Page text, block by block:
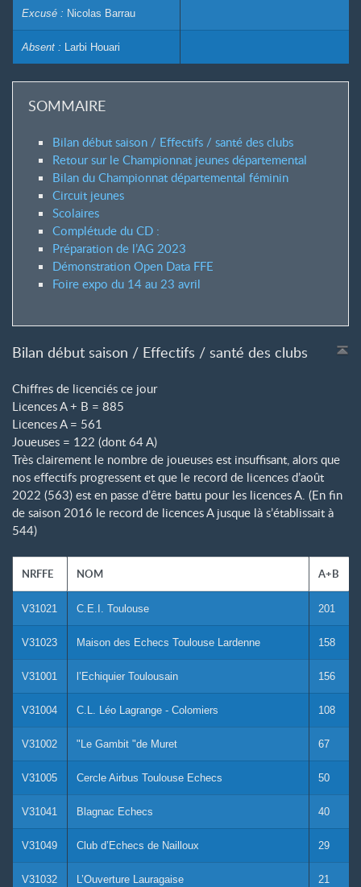
Excusé : Nicolas Barrau
Absent : Larbi Houari
SOMMAIRE
Bilan début saison / Effectifs / santé des clubs
Retour sur le Championnat jeunes départemental
Bilan du Championnat départemental féminin
Circuit jeunes
Scolaires
Complétude du CD :
Préparation de l’AG 2023
Démonstration Open Data FFE
Foire expo du 14 au 23 avril
Bilan début saison / Effectifs / santé des clubs
Chiffres de licenciés ce jour
Licences A + B = 885
Licences A = 561
Joueuses = 122 (dont 64 A)
Très clairement le nombre de joueuses est insuffisant, alors que
nos effectifs progressent et que le record de licences d’août
2022 (563) est en passe d’être battu pour les licences A. (En fin
de saison 2016 le record de licences A jusque là s’établissait à
544)
NRFFE NOM A+B
V31021 C.E.I. Toulouse 201
V31023 Maison des Echecs Toulouse Lardenne 158
V31001 l’Echiquier Toulousain 156
V31004 C.L. Léo Lagrange - Colomiers 108
V31002 "Le Gambit "de Muret 67
V31005 Cercle Airbus Toulouse Echecs 50
V31041 Blagnac Echecs 40
V31049 Club d’Echecs de Nailloux 29
V31032 L’Ouverture Lauragaise 21